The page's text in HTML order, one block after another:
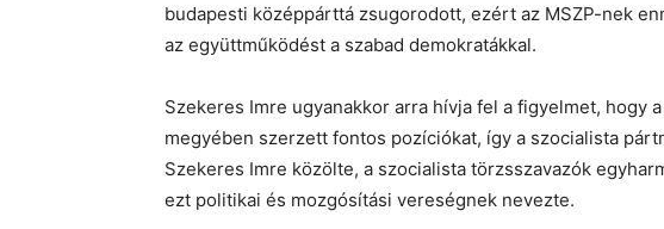
budapesti középpárttá zsugorodott, ezért az MSZP-nek
az együttműködést a szabad demokratákkal.
Szekeres Imre ugyanakkor arra hívja fel a figyelmet, hogy
megyében szerzett fontos pozíciókat, így a szocialista
Szekeres Imre közölte, a szocialista törzsszavazók
ezt politikai és mozgósítási vereségnek nevezte.